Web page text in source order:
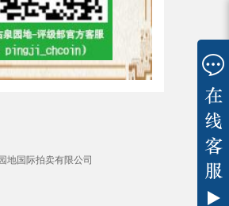
地国际拍卖有限公司
作时间：周一到周五上午9:00～12:00下午